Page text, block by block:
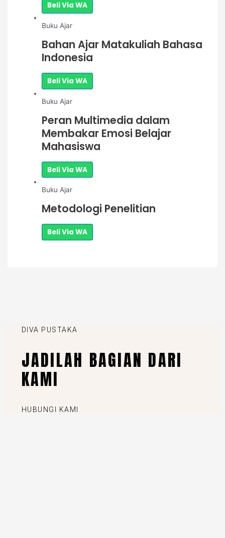
Beli Via WA
Buku Ajar
Bahan Ajar Matakuliah Bahasa
Indonesia
Beli Via WA
Buku Ajar
Peran Multimedia dalam
Membakar Emosi Belajar
Mahasiswa
Beli Via WA
Buku Ajar
Metodologi Penelitian
Beli Via WA
DIVA PUSTAKA
JADILAH BAGIAN DARI
KAMI
HUBUNGI KAMI